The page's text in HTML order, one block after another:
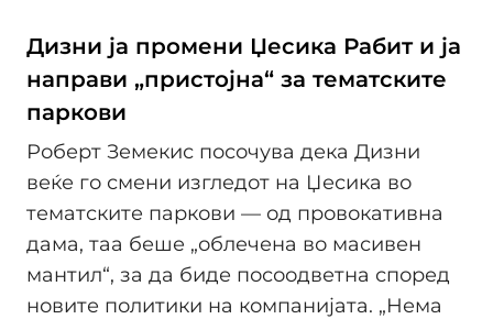
Дизни ја промени Џесика Рабит и ја
направи „пристојна“ за тематските
паркови
Роберт Земекис посочува дека Дизни
веќе го смени изгледот на Џесика во
тематските паркови — од провокативна
дама, таа беше „облечена во масивен
мантил“, за да биде посоодветна според
новите политики на компанијата. „Нема